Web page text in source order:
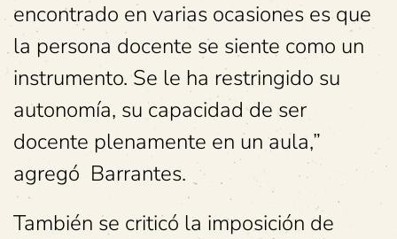
encontrado en varias ocasiones es que
la persona docente se siente como un
instrumento. Se le ha restringido su
autonomía, su capacidad de ser
docente plenamente en un aula,”
agregó Barrantes.
También se criticó la imposición de